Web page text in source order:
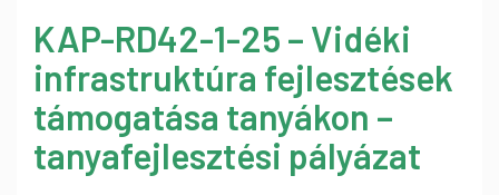
KAP-RD42-1-25 – Vidéki
infrastruktúra fejlesztések
támogatása tanyákon –
tanyafejlesztési pályázat